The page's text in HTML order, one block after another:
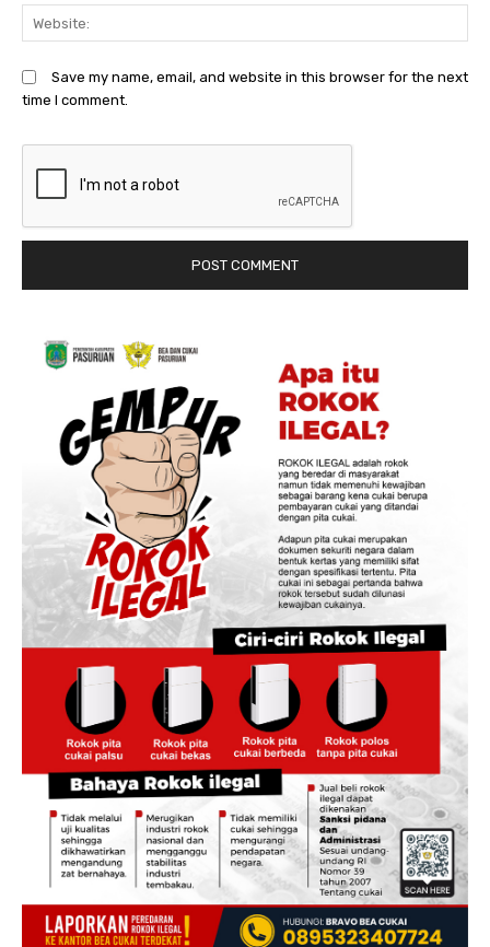
Save my name, email, and website in this browser for the next
time I comment.